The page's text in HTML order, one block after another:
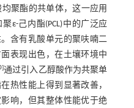
均聚酯的共单体，这一应用
ε-己内酯(PCL)中的广泛应
含有乳酸单元的聚呋喃二
表现出色，在土壤环境中
]通过引入乙醇酸作为共聚单
热性能上得到显著改善，
响，但其整体性能优于绝